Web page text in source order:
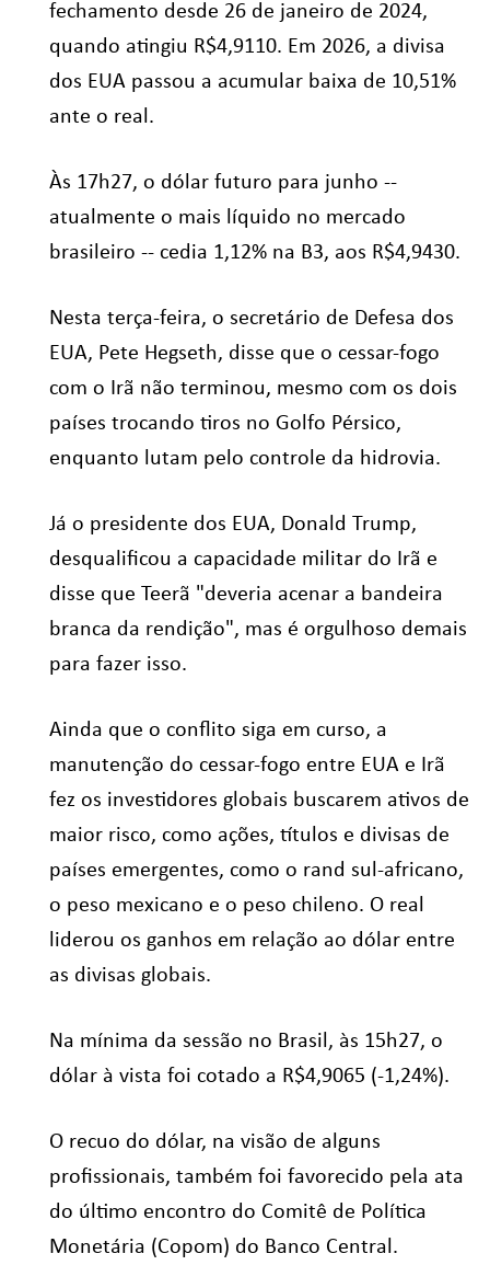
fechamento desde 26 de janeiro de 2024,
quando atingiu R$4,9110. Em 2026, a divisa
dos EUA passou a acumular baixa de 10,51%
ante o real.
Às 17h27, o dólar futuro para junho --
atualmente o mais líquido no mercado
brasileiro -- cedia 1,12% na B3, aos R$4,9430.
Nesta terça-feira, o secretário de Defesa dos
EUA, Pete Hegseth, disse que o cessar-fogo
com o Irã não terminou, mesmo com os dois
países trocando tiros no Golfo Pérsico,
enquanto lutam pelo controle da hidrovia.
Já o presidente dos EUA, Donald Trump,
desqualificou a capacidade militar do Irã e
disse que Teerã "deveria acenar a bandeira
branca da rendição", mas é orgulhoso demais
para fazer isso.
Ainda que o conflito siga em curso, a
manutenção do cessar-fogo entre EUA e Irã
fez os investidores globais buscarem ativos de
maior risco, como ações, títulos e divisas de
países emergentes, como o rand sul-africano,
o peso mexicano e o peso chileno. O real
liderou os ganhos em relação ao dólar entre
as divisas globais.
Na mínima da sessão no Brasil, às 15h27, o
dólar à vista foi cotado a R$4,9065 (-1,24%).
O recuo do dólar, na visão de alguns
profissionais, também foi favorecido pela ata
do último encontro do Comitê de Política
Monetária (Copom) do Banco Central.